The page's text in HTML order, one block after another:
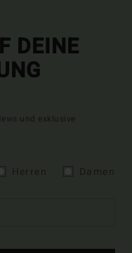
DEINE
und exklusive